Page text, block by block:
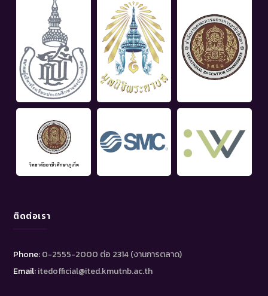
ติดต่อเรา
Phone:0-2555-2000 ต่อ 2314 (งานการตลาด)
Email:itedofficial@ited.kmutnb.ac.th